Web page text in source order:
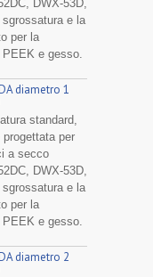
DWX-53D,
sgrossatura e la
per la
e gesso.
diametro 1
standard,
progettata per
a secco
DWX-53D,
sgrossatura e la
per la
e gesso.
diametro 2